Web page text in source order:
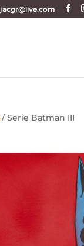
jacgr@live.com
/ Serie Batman III